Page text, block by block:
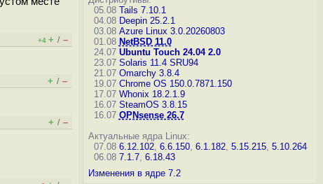
+4 + / –
+ / –
+ / –
05.08 Tails 7.10.1
04.08 Deepin 25.2.1
03.08 Azure Linux 3.0.20260803
01.08 NetBSD 11.0
24.07 Ubuntu Touch 24.04 2.0
23.07 Solaris 11.4 SRU94
21.07 Omarchy 3.8.4
19.07 Chrome OS 150.0.7871.150
17.07 Whonix 18.2.1.9
16.07 SteamOS 3.8.15
16.07 OPNsense 26.7
Актуальные ядра Linux:
07.08 6.12.102, 6.6.150, 6.1.182, 5.15.215, 5.10.264
06.08 7.1.7, 6.18.43
Изменения в ядре 7.2